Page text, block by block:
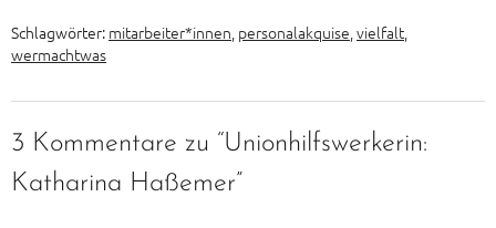
Schlagwörter: mitarbeiter*innen, personalakquise,vielfalt,
wermachtwas
3 Kommentare zu “Unionhilfswerkerin:
Katharina Haßemer”